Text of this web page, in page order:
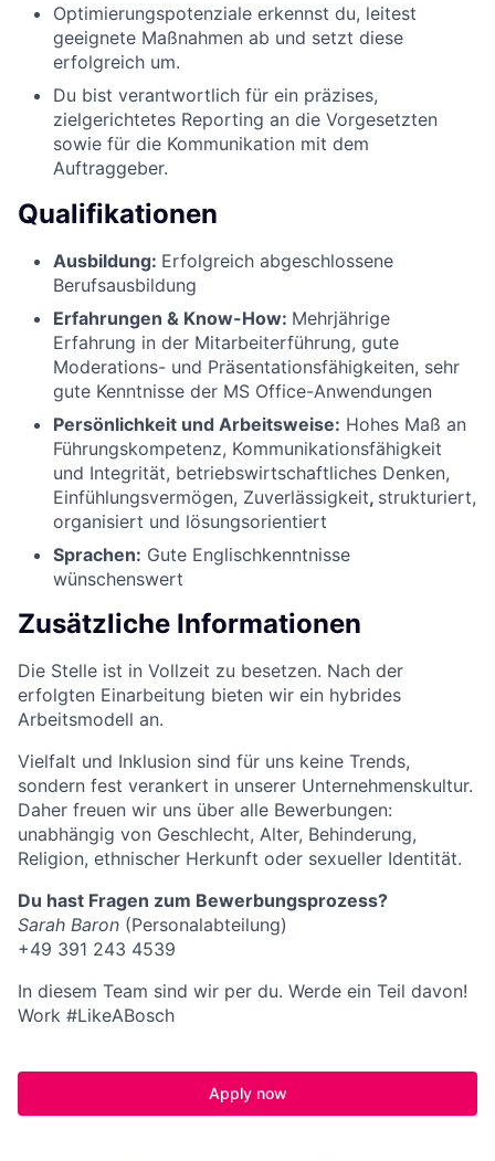
Optimierungspotenziale erkennst du, leitest
geeignete Maßnahmen ab und setzt diese
erfolgreich um.
Du bist verantwortlich für ein präzises,
zielgerichtetes Reporting an die Vorgesetzten
sowie für die Kommunikation mit dem
Auftraggeber.
Qualifikationen
Ausbildung: Erfolgreich abgeschlossene
Berufsausbildung
Erfahrungen & Know-How: Mehrjährige
Erfahrung in der Mitarbeiterführung, gute
Moderations- und Präsentationsfähigkeiten, sehr
gute Kenntnisse der MS Office-Anwendungen
Persönlichkeit und Arbeitsweise: Hohes Maß an
Führungskompetenz, Kommunikationsfähigkeit
und Integrität, betriebswirtschaftliches Denken,
Einfühlungsvermögen, Zuverlässigkeit, strukturiert,
organisiert und lösungsorientiert
Sprachen: Gute Englischkenntnisse
wünschenswert
Zusätzliche Informationen
Die Stelle ist in Vollzeit zu besetzen. Nach der
erfolgten Einarbeitung bieten wir ein hybrides
Arbeitsmodell an.
Vielfalt und Inklusion sind für uns keine Trends,
sondern fest verankert in unserer Unternehmenskultur.
Daher freuen wir uns über alle Bewerbungen:
unabhängig von Geschlecht, Alter, Behinderung,
Religion, ethnischer Herkunft oder sexueller Identität.
Du hast Fragen zum Bewerbungsprozess?
Sarah Baron (Personalabteilung)
+49 391 243 4539
In diesem Team sind wir per du. Werde ein Teil davon!
Work #LikeABosch
Apply now